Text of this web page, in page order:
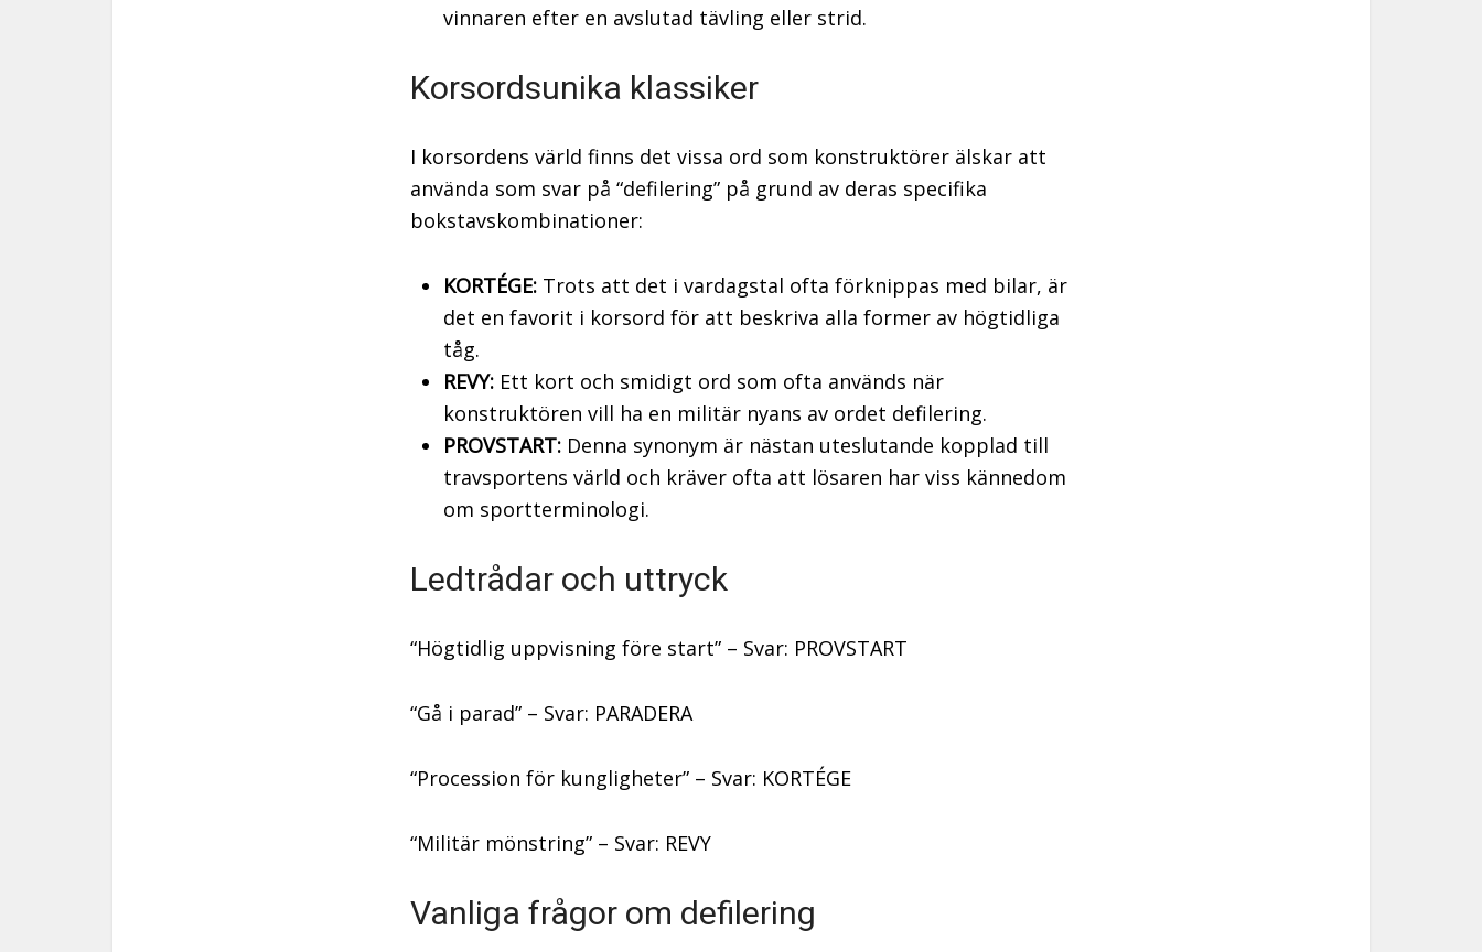
vinnaren efter en avslutad tävling eller strid.
Korsordsunika klassiker
I korsordens värld finns det vissa ord som konstruktörer älskar att
använda som svar på “defilering” på grund av deras specifika
bokstavskombinationer:
KORTÉGE: Trots att det i vardagstal ofta förknippas med bilar, är
det en favorit i korsord för att beskriva alla former av högtidliga
tåg.
REVY: Ett kort och smidigt ord som ofta används när
konstruktören vill ha en militär nyans av ordet defilering.
PROVSTART: Denna synonym är nästan uteslutande kopplad till
travsportens värld och kräver ofta att lösaren har viss kännedom
om sportterminologi.
Ledtrådar och uttryck
“Högtidlig uppvisning före start” – Svar: PROVSTART
“Gå i parad” – Svar: PARADERA
“Procession för kungligheter” – Svar: KORTÉGE
“Militär mönstring” – Svar: REVY
Vanliga frågor om defilering